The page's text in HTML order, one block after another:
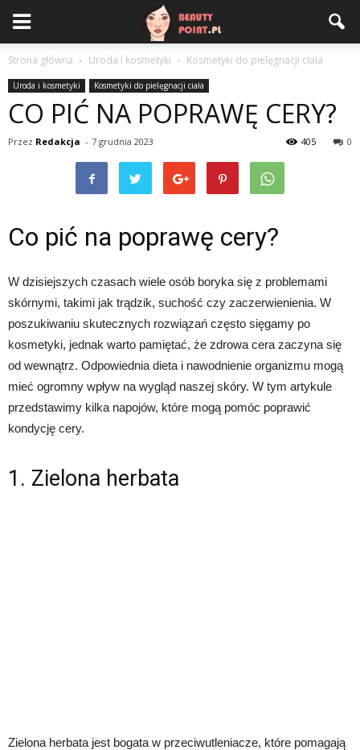
Strona główna Uroda i kosmetyki Kosmetyki do pielęgnacji ciała
Uroda i kosmetyki Kosmetyki do pielęgnacji ciała
CO PIĆ NA POPRAWĘ CERY?
Przez Redakcja - 7 grudnia 2023 0
405
Co pić na poprawę cery?
W dzisiejszych czasach wiele osób boryka się z problemami
skórnymi, takimi jak trądzik, suchość czy zaczerwienienia. W
poszukiwaniu skutecznych rozwiązań często sięgamy po
kosmetyki, jednak warto pamiętać, że zdrowa cera zaczyna się
od wewnątrz. Odpowiednia dieta i nawodnienie organizmu mogą
mieć ogromny wpływ na wygląd naszej skóry. W tym artykule
przedstawimy kilka napojów, które mogą pomóc poprawić
kondycję cery.
1. Zielona herbata
Zielona herbata jest bogata w przeciwutleniacze, które pomagają